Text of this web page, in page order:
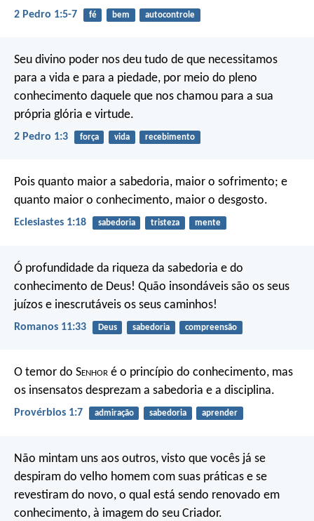
2 Pedro 1:5-7 fé bem autocontrole
Seu divino poder nos deu tudo de que necessitamos
para a vida e para a piedade, por meio do pleno
conhecimento daquele que nos chamou para a sua
própria glória e virtude.
2 Pedro 1:3 força vida recebimento
Pois quanto maior a sabedoria, maior o sofrimento; e
quanto maior o conhecimento, maior o desgosto.
Eclesiastes 1:18 sabedoria tristeza mente
Ó profundidade da riqueza da sabedoria e do
conhecimento de Deus! Quão insondáveis são os seus
juízos e inescrutáveis os seus caminhos!
Romanos 11:33 Deus sabedoria compreensão
O temor do Senhor é o princípio do conhecimento, mas
os insensatos desprezam a sabedoria e a disciplina.
Provérbios 1:7 admiração sabedoria aprender
Não mintam uns aos outros, visto que vocês já se
despiram do velho homem com suas práticas e se
revestiram do novo, o qual está sendo renovado em
conhecimento, à imagem do seu Criador.